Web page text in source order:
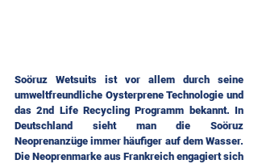
Soöruz Wetsuits ist vor allem durch seine
umweltfreundliche Oysterprene Technologie und
das 2nd Life Recycling Programm bekannt. In
Deutschland sieht man die Soöruz
Neoprenanzüge immer häufiger auf dem Wasser.
Die Neoprenmarke aus Frankreich engagiert sich